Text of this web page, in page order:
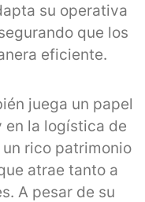
su operativa
que los
eficiente.
juega un papel
en la logística de
rico patrimonio
atrae tanto a
A pesar de su